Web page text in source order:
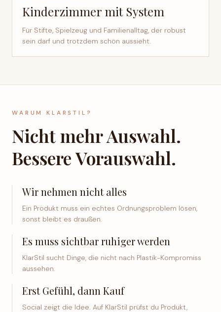
Kinderzimmer mit System
Für Stifte, Spielzeug und Familienalltag, der robust
sein darf und trotzdem schön aussieht.
WARUM KLARSTIL?
Nicht mehr Auswahl.
Bessere Vorauswahl.
Wir nehmen nicht alles
Ein Produkt muss ein echtes Ordnungsproblem lösen,
sonst bleibt es draußen.
Es muss sichtbar ruhiger werden
KlarStil sucht Dinge, die nicht nach Plastik-Kompromiss
aussehen.
Erst Gefühl, dann Kauf
Social zeigt die Idee. Auf KlarStil prüfst du Produkt,